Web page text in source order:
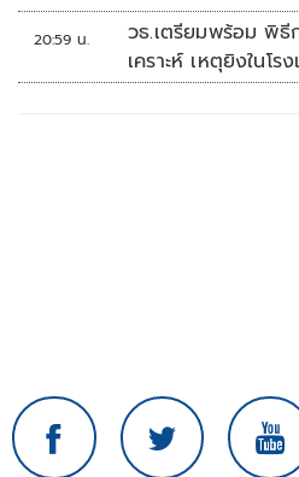
20:59 น.
วธ.เตรียมพร้อม พิธี
เคราะห์ เหตุยิงในโร